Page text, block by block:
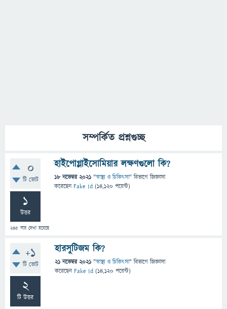
সম্পর্কিত প্রশ্নগুচ্ছ
0
টি ভোট
1
উত্তর
245 বার দেখা হয়েছে
হাইপোগ্লাইসোমিয়ার লক্ষণগুলো কি?
18 নভেম্বর 2021 "স্বাস্থ্য ও চিকিৎসা" বিভাগে জিজ্ঞাসা
করেছেনFake Id (14,120 পয়েন্ট)
+1
টি ভোট
2
টি উত্তর
হারসুটিজম কি?
21 নভেম্বর 2021 "স্বাস্থ্য ও চিকিৎসা" বিভাগে জিজ্ঞাসা
করেছেনFake Id (14,120 পয়েন্ট)